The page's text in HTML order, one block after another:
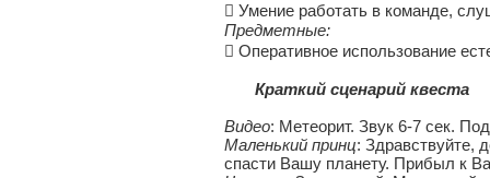
 Умение работать в команде,
Предметные:
 Оперативное использование
Краткий сценарий квеста
Видео: Метеорит. Звук 6-7 сек.
Маленький принц: Здравствуйте,
спасти Вашу планету. Прибыл к